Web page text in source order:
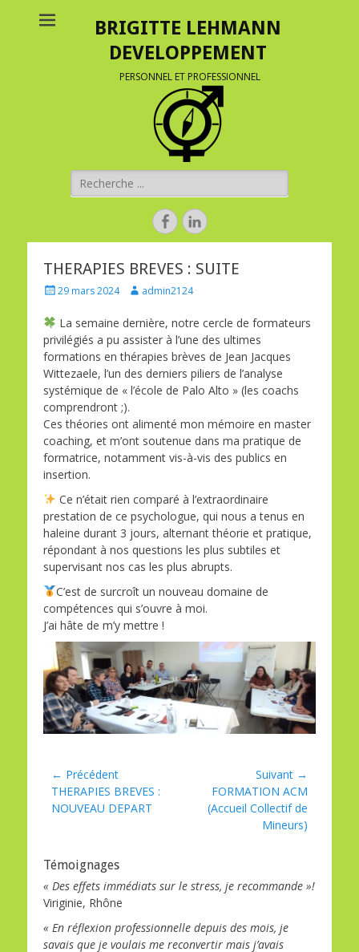
BRIGITTE LEHMANN
DEVELOPPEMENT
PERSONNEL ET PROFESSIONNEL
Rechercher :
FacebookLinkedin
THERAPIES BREVES : SUITE
Posted
29 mars 2024 Authoradmin2124
La semaine dernière, notre cercle de formateurs
privilégiés a pu assister à l’une des ultimes
formations en thérapies brèves de Jean Jacques
Wittezaele, l’un des derniers piliers de l’analyse
systémique de « l’école de Palo Alto » (les coachs
comprendront ;).
Ces théories ont alimenté mon mémoire en master
coaching, et m’ont soutenue dans ma pratique de
formatrice, notamment vis-à-vis des publics en
insertion.
Ce n’était rien comparé à l’extraordinaire
prestation de ce psychologue, qui nous a tenus en
haleine durant 3 jours, alternant théorie et pratique,
répondant à nos questions les plus subtiles et
supervisant nos cas les plus abrupts.
C’est de surcroît un nouveau domaine de
compétences qui s’ouvre à moi.
J’ai hâte de m’y mettre !
Navigation
de
l’article
← Précédent
Article
précédent :
THERAPIES BREVES :
NOUVEAU DEPART
Suivant →
suivant :
FORMATION ACM
(Accueil Collectif de
Mineurs)
Témoignages
« Des effets immédiats sur le stress, je recommande »!
Viriginie, Rhône
« En réflexion professionnelle depuis des mois, je
savais que je voulais me reconvertir mais j’avais